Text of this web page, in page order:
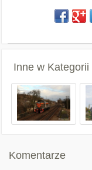
Inne w Kategorii
Komentarze